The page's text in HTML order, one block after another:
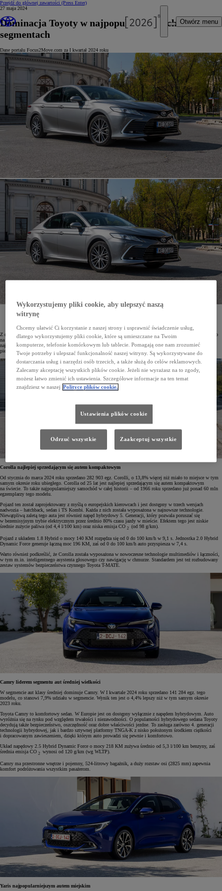
Przejdź do głównej zawartości (Press Enter)
Otwórz menu
27 maja 2024
Dominacja Toyoty w najpopularniejszych
segmentach
Dane portalu Focus2Move.com za I kwartał 2024 roku
Portal Focus2Move.com podał najnowsze dane o światowej sprzedaży samochodów w wybranych
segmentach w I kwartale 2024 roku. Wiodąca pozycja przypadła w udziale Toyocie. Marka jest też
Z danych portalu Focus2Move.com wynika, że w I kwartale 2024 roku pozycję lidera rynku motoryzacyjnego
na świecie utrzymuje Toyota. Modele marki dominują również w swoich segmentach. Tak np. Corolla jest
najpopularniejszym autem kompaktowym, Camry to lider segmentu aut średniej wielkości, Yaris zajmuje
pierwsze miejsce wśród samochodów miejskich.
Corolla najlepiej sprzedającym się autem kompaktowym
Od stycznia do marca 2024 roku sprzedano 282 903 egz. Corolli, o 13,8% więcej niż miało to miejsce w tym
samym okresie roku ubiegłego. Corolla od 25 lat jest najlepiej sprzedającym się autem kompaktowym
na świecie. To także najpopularniejszy samochód w całej historii – od 1966 roku sprzedano już ponad 60 mln
egzemplarzy tego modelu.
Pojazd ten został zaprojektowany z myślą o europejskich kierowcach i jest dostępny w trzech wersjach
nadwozia – hatchback, sedan i TS Kombi. Każda z nich została wyposażona w najnowsze technologie.
Niewątpliwą zaletą tego auta jest również napęd hybrydowy 5. Generacji, który pozwala poruszać się
w bezemisyjnym trybie elektrycznym przez średnio 80% czasu jazdy w mieście. Efektem tego jest niskie
średnie zużycie paliwa (od 4,4 l/100 km) oraz niska emisja CO 2 (od 98 g/km).
Pojazd z układem 1.8 Hybrid o mocy 140 KM rozpędza się od 0 do 100 km/h w 9,1 s. Jednostka 2.0 Hybrid
Dynamic Force generuje łączną moc 196 KM, zaś od 0 do 100 km/h auto przyspiesza w 7,4 s.
Warto również podkreślić, że Corolla została wyposażona w nowoczesne technologie multimediów i łączności,
w tym m.in. inteligentnego asystenta głosowego czy nawigację w chmurze. Standardem jest też rozbudowany
zestaw systemów bezpieczeństwa czynnego Toyota T-MATE.
Camry liderem segmentu aut średniej wielkości
W segmencie aut klasy średniej dominuje Camry. W I kwartale 2024 roku sprzedano 141 284 egz. tego
modelu, co stanowi 7,9% udziału w segmencie. Wynik ten jest o 4,4% lepszy niż w tym samym okresie
2023 roku.
Toyota Camry to komfortowy sedan. W Europie jest on dostępny wyłącznie z napędem hybrydowym. Auto
wyróżnia się na rynku pod względem trwałości i niezawodności. O popularności hybrydowego sedana Toyoty
decydują także bezpieczeństwo, oszczędność oraz dobre właściwości jezdne. To zasługa zarówno 4. generacji
technologii hybrydowej, jak i bardzo sztywnej platformy TNGA-K z nisko położonym środkiem ciężkości
i dopracowanym zawieszeniem, dzięki którym auto prowadzi się pewnie i komfortowo.
Układ napędowy 2.5 Hybrid Dynamic Force o mocy 218 KM zużywa średnio od 5,3 l/100 km benzyny, zaś
średnia emisja CO 2 wynosi od 120 g/km (wg WLTP).
Camry ma przestronne wnętrze i pojemny, 524-litrowy bagażnik, a duży rozstaw osi (2825 mm) zapewnia
komfort podróżowania wszystkim pasażerom.
Yaris najpopularniejszym autem miejskim
Wykorzystujemy pliki cookie, aby ulepszyć naszą
witrynę
Chcemy ułatwić Ci korzystanie z naszej strony i usprawnić świadczenie usług,
dlatego wykorzystujemy pliki cookie, które są umieszczane na Twoim
komputerze, telefonie komórkowym lub tablecie. Pomagają one nam zrozumieć
Twoje potrzeby i ulepszać funkcjonalność naszej witryny. Są wykorzystywane do
dostarczania usług i narzędzi osób trzecich, a także służą do celów reklamowych.
Zalecamy akceptację wszystkich plików cookie. Jeżeli nie wyrażasz na to zgody,
możesz łatwo zmienić ich ustawienia. Szczegółowe informacje na ten temat
znajdziesz w naszej Polityce plików cookie.
Ustawienia plików cookie
Odrzuć wszystkie Zaakceptuj wszystkie